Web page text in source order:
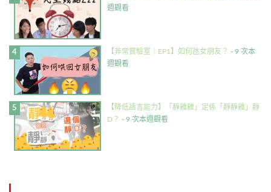
週觀看
【非常實驗室｜EP1】如何氹女朋友？ - 9 次本
週觀看
【降低語言能力】「靜雞雞」定係「靜靜雞」靜
D？ - 9 次本週觀看